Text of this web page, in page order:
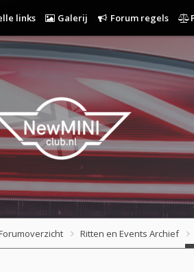
links Galerij Forum regels
Ritten en Events Archief